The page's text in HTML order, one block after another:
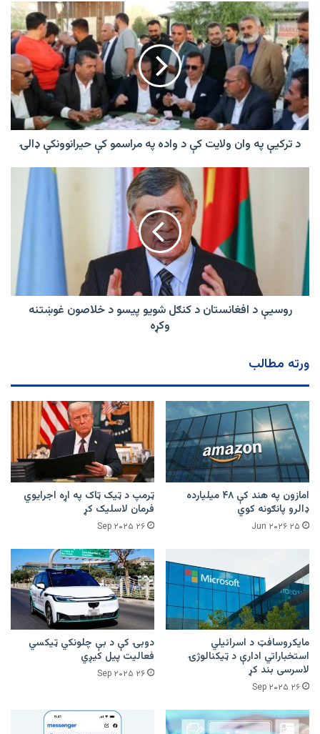
د
ترکیې
په
وان
ولایت
کې
د
واده
په
مراسمو
د ترکیې په وان ولایت کې د واده په مراسمو کې حیرانوونکې ډالۍ
د
کنګل
شویو
پيسو
خلاصون
غوښتنهروسیې د افغانستان د کنګل شویو پيسو د خلاصون غوښتنه
وکړه
ورته مطالب
امازون په هند کې ۴۸ میلیارده
ډالرو پانګونه کوي
۲۵ Jun ۲۰۲۶
ټرمپ د ټیک ټاک په اړه اجرایوي
فرمان لاسلیک کړ
۲۶ Sep ۲۰۲۵
مایکروسافټ د اسرائیلي
استخباراتي ادارې د ټیکنالوژۍ
لاسرسی بند کړ
۲۶ Sep ۲۰۲۵
دوبۍ کې د بې چلونکي ټیکسي
فعالیت پیل کیږي
۲۶ Sep ۲۰۲۵